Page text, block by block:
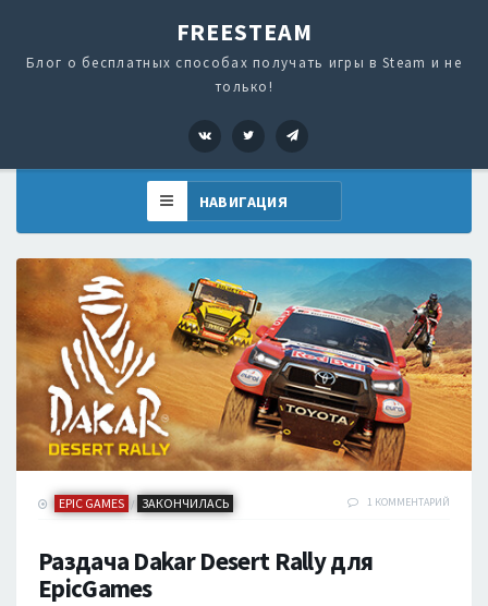
FREESTEAM
Блог о бесплатных способах получать игры в Steam и не
только!
VK Twitter
EPIC GAMES / ЗАКОНЧИЛАСЬ 1 КОММЕНТАРИЙ
Раздача Dakar Desert Rally для
EpicGames